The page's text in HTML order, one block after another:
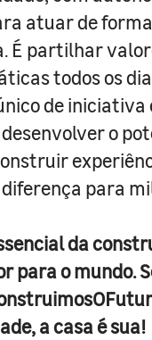
atuar de forma
É partilhar
todos os
de iniciativa
o
para
da
para o mundo.
a casa é sua!